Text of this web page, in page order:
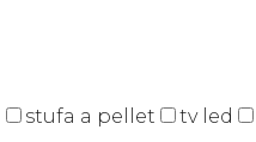
stufa a pellet tv led